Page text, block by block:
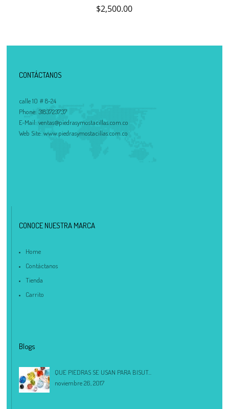
$2,500.00
CONTÁCTANOS
calle 10 # 8-24
Phone: 3183723737
E-Mail: ventas@piedrasymostacillas.com.co
Web Site: www.piedrasymostacillas.com.co
CONOCE NUESTRA MARCA
Home
Contáctanos
Tienda
Carrito
Blogs
QUE PIEDRAS SE USAN PARA BISUT...
noviembre 26, 2017